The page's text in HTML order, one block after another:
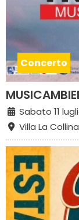
Concerto
Sabato 11
Villa La Collina